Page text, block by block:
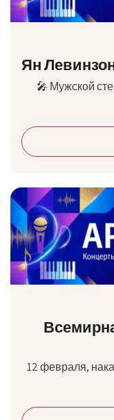
Ян
🎤 Мужской
12 февраля,